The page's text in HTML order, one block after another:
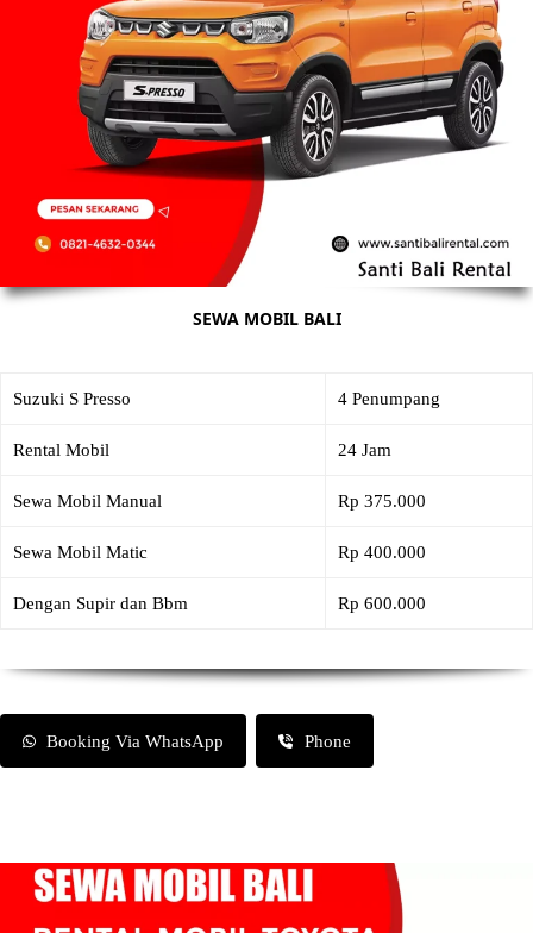
SEWA MOBIL BALI
Suzuki S Presso 4 Penumpang
Rental Mobil 24 Jam
Sewa Mobil Manual Rp 375.000
Sewa Mobil Matic Rp 400.000
Dengan Supir dan Bbm Rp 600.000
Booking Via WhatsApp Phone